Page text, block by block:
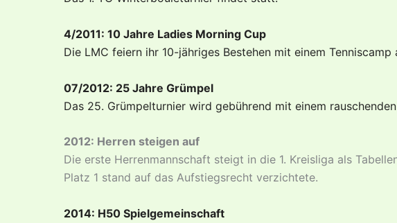
4/2011: 10 Jahre Ladies Morning Cup
Die LMC feiern ihr 10-jähriges Bestehen mit einem Tenniscamp
07/2012: 25 Jahre Grümpel
Das 25. Grümpelturnier wird gebührend mit einem
2012: Herren steigen auf
Die erste Herrenmannschaft steigt in die 1. Kreisliga als
Platz 1 stand auf das Aufstiegsrecht verzichtete.
2014: H50 Spielgemeinschaft